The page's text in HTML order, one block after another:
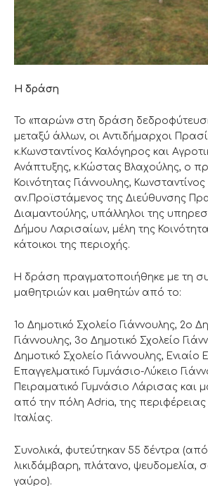
Η δράση
Το «παρών» στη δράση
μεταξύ άλλων, οι Αντιδήμαρχοι
κ.Κωνσταντίνος Καλόγηρος και
Ανάπτυξης, κ.Κώστας Βλαχούλης, ο
Κοινότητας Γιάννουλης,
αν.Προϊστάμενος της Διεύθυνσης
Διαμαντούλης, υπάλληλοι της
Δήμου Λαρισαίων, μέλη της
κάτοικοι της περιοχής.
Η δράση πραγματοποιήθηκε με τη
μαθητριών και μαθητών από το:
1o Δημοτικό Σχολείο Γιάννουλης, 2ο
Γιάννουλης, 3ο Δημοτικό Σχολείο
Δημοτικό Σχολείο Γιάννουλης, Ενιαίο
Επαγγελματικό Γυμνάσιο-Λύκειο
Πειραματικό Γυμνάσιο Λάρισας και
από την πόλη Adria, της
Ιταλίας.
Συνολικά, φυτεύτηκαν 55 δέντρα (από
λικιδάμβαρη, πλάτανο, ψευδομελία,
γαύρο).